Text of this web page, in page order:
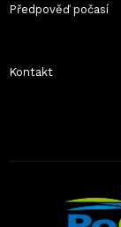
Předpověď počasí
Kontakt